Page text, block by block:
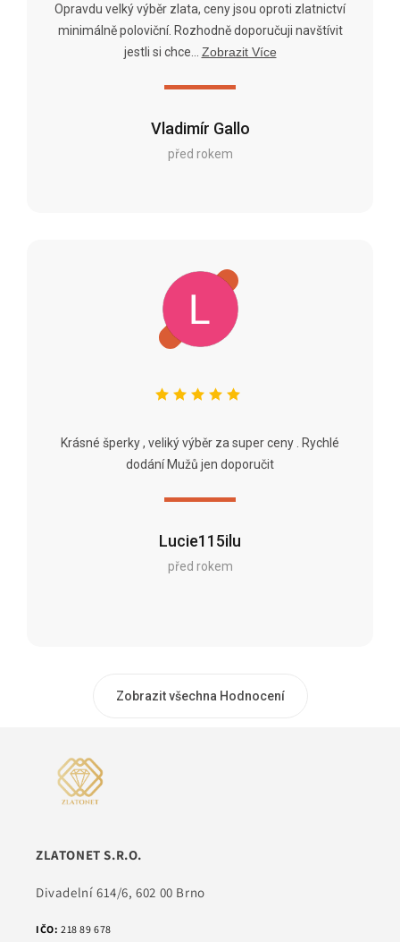
Vladimír Gallo
před rokem
Opravdu velký výběr zlata, ceny jsou oproti zlatnictví
minimálně poloviční. Rozhodně doporučuji navštívit
jestli si chce...
Zobrazit Více
Lucie115ilu
před rokem
Krásné šperky , veliký výběr za super ceny . Rychlé
dodání Mužů jen doporučit
Zobrazit všechna Hodnocení
ZLATONET S.R.O.
Divadelní 614/6, 602 00 Brno
IČO: 218 89 678